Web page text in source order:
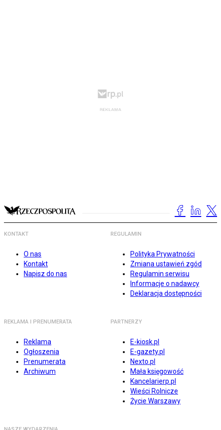
KONTAKT
O nas
Kontakt
Napisz do nas
REGULAMIN
Polityka Prywatności
Zmiana ustawień zgód
Regulamin serwisu
Informacje o nadawcy
Deklaracja dostępności
REKLAMA I PRENUMERATA
Reklama
Ogłoszenia
Prenumerata
Archiwum
PARTNERZY
E-kiosk.pl
E-gazety.pl
Nexto.pl
Mała księgowość
Kancelarierp.pl
Wieści Rolnicze
Życie Warszawy